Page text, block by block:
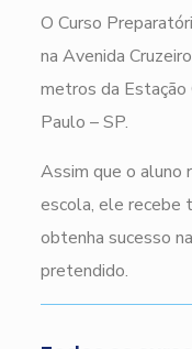
O Curso
na Avenida
metros da Estação
Paulo – SP.
Assim que o aluno
escola, ele recebe
obtenha sucesso
pretendido.